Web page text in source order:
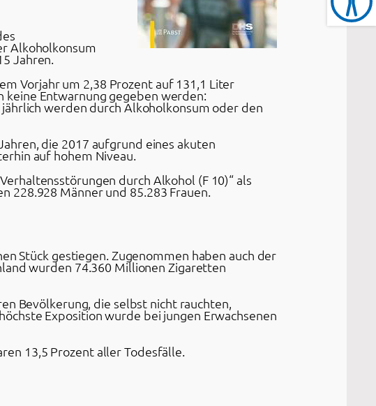
Alkoholkonsum
Jahren.
Vorjahr um 2,38 Prozent auf 131,1 Liter
keine Entwarnung gegeben werden:
werden durch Alkoholkonsum oder den
die 2017 aufgrund eines akuten
auf hohem Niveau.
durch Alkohol (F 10)“ als
228.928 Männer und 85.283 Frauen.
Stück gestiegen. Zugenommen haben auch der
wurden 74.360 Millionen Zigaretten
Bevölkerung, die selbst nicht rauchten,
Exposition wurde bei jungen Erwachsenen
13,5 Prozent aller Todesfälle.